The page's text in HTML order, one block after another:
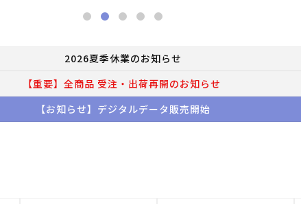
2026夏季休業のお知らせ
【重要】全商品 受注・出荷再開のお知らせ
【お知らせ】デジタルデータ販売開始